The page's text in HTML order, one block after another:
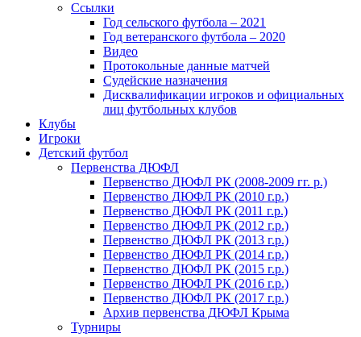
Ссылки
Год сельского футбола – 2021
Год ветеранского футбола – 2020
Видео
Протокольные данные матчей
Судейские назначения
Дисквалификации игроков и официальных
лиц футбольных клубов
Клубы
Игроки
Детский футбол
Первенства ДЮФЛ
Первенство ДЮФЛ РК (2008-2009 гг. р.)
Первенство ДЮФЛ РК (2010 г.р.)
Первенство ДЮФЛ РК (2011 г.р.)
Первенство ДЮФЛ РК (2012 г.р.)
Первенство ДЮФЛ РК (2013 г.р.)
Первенство ДЮФЛ РК (2014 г.р.)
Первенство ДЮФЛ РК (2015 г.р.)
Первенство ДЮФЛ РК (2016 г.р.)
Первенство ДЮФЛ РК (2017 г.р.)
Архив первенства ДЮФЛ Крыма
Турниры